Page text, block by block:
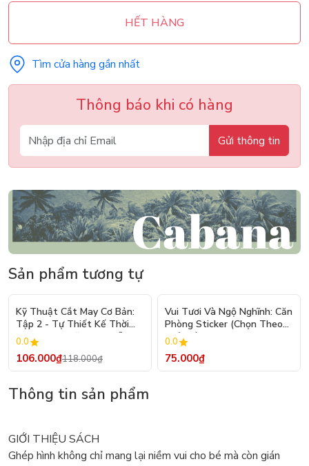
HẾT HÀNG
Tìm cửa hàng gần nhất
Thông báo khi có hàng
Gửi thông tin
Sản phẩm tương tự
- 10%
Kỹ Thuật Cắt May Cơ Bản:
Tập 2 - Tự Thiết Kế Thời
Trang Nam Nữ - Tạo Mẫu
Rập - Kỹ Thuật Nhảy Size
0.0
106.000₫118.000₫
Vui Tươi Và Ngộ Nghĩnh: Căn
Phòng Sticker (Chọn Theo
Chủ Đề) - Hơn 250 Sticker
0.0
75.000₫
Thông tin sản phẩm
GIỚI THIỆU SÁCH
Ghép hình không chỉ mang lại niềm vui cho bé mà còn gián